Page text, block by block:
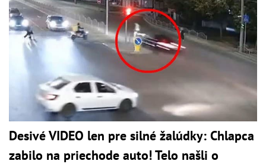
Desivé VIDEO len pre silné žalúdky: Chlapca
zabilo na priechode auto! Telo našli o